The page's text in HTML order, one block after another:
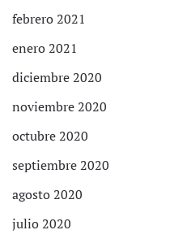
febrero 2021
enero 2021
diciembre 2020
noviembre 2020
octubre 2020
septiembre 2020
agosto 2020
julio 2020